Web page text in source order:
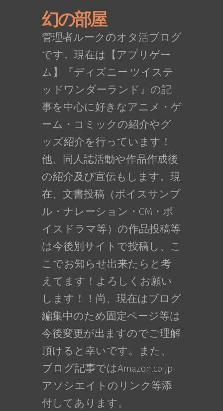
幻の部屋
管理者ルークのオタ活ブログ
です。現在は【アプリゲー
ム】『ディズニー ツイステ
ッドワンダーランド』の記
事を中心に好きなアニメ・ゲ
ーム・コミックの紹介やグ
ッズ紹介を行っています！
他、同人誌活動や作品作成後
の紹介及び宣伝もします。現
在、文書投稿（ボイスサンプ
ル・ナレーション・CM・ボ
イスドラマ等）の作品投稿等
は今後別サイトで投稿し、こ
こでお知らせ出来たらと考
えてます！よろしくお願い
します！！尚、現在はブログ
編集中のため固定ページ等は
今後変更が出ますのでご理解
頂けると幸いです。また、
ブログ記事ではAmazon.co.jp
アソシエイトのリンク等添
付してあります。